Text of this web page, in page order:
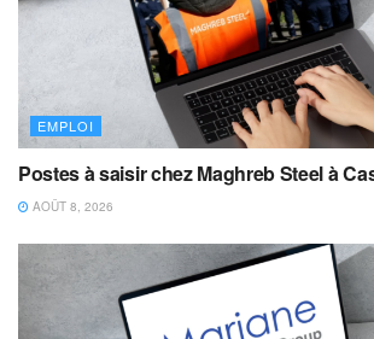
EMPLOI
Postes à saisir chez Maghreb Steel à
AOÛT 8, 2026